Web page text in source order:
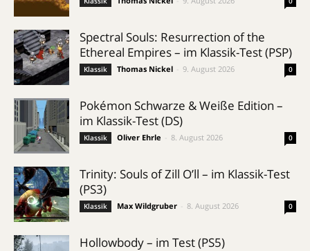
Spectral Souls: Resurrection of the
Ethereal Empires – im Klassik-Test (PSP)
Klassik Thomas Nickel 9. August 2026 0
Pokémon Schwarze & Weiße Edition –
im Klassik-Test (DS)
Klassik Oliver Ehrle 8. August 2026 0
Trinity: Souls of Zill O’ll – im Klassik-Test
(PS3)
Klassik Max Wildgruber 8. August 2026 0
Hollowbody – im Test (PS5)